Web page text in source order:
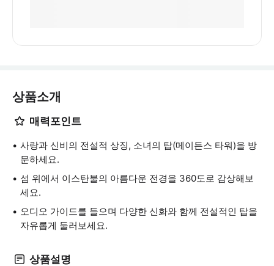
상품소개
매력포인트
사랑과 신비의 전설적 상징, 소녀의 탑(메이든스 타워)을 방
문하세요.
섬 위에서 이스탄불의 아름다운 전경을 360도로 감상해보
세요.
오디오 가이드를 들으며 다양한 신화와 함께 전설적인 탑을
자유롭게 둘러보세요.
상품설명